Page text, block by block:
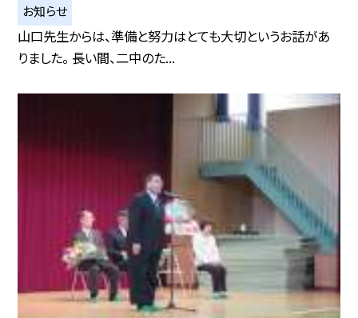
お知らせ
山口先生からは、準備と努力はとても大切というお話があ
りました。 長い間、二中のた...